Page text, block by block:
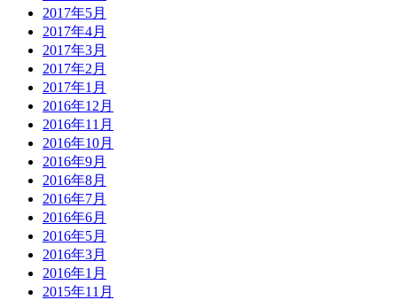
2017年5月
2017年4月
2017年3月
2017年2月
2017年1月
2016年12月
2016年11月
2016年10月
2016年9月
2016年8月
2016年7月
2016年6月
2016年5月
2016年3月
2016年1月
2015年11月